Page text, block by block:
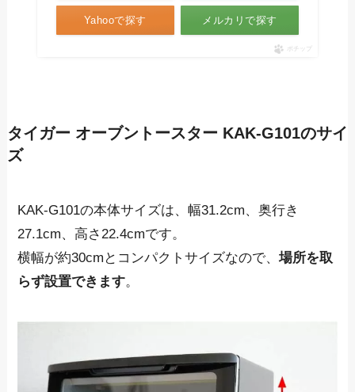
Yahooで探す メルカリで探す
ポチップ
タイガー オーブントースター KAK-G101のサイ
ズ
KAK-G101の本体サイズは、幅31.2cm、奥行き
27.1cm、高さ22.4cmです。
横幅が約30cmとコンパクトサイズなので、場所を取
らず設置できます。